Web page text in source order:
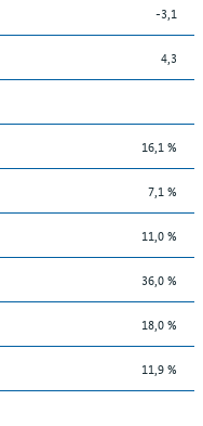
-3,1
4,3
16,1 %
7,1 %
11,0 %
36,0 %
18,0 %
11,9 %